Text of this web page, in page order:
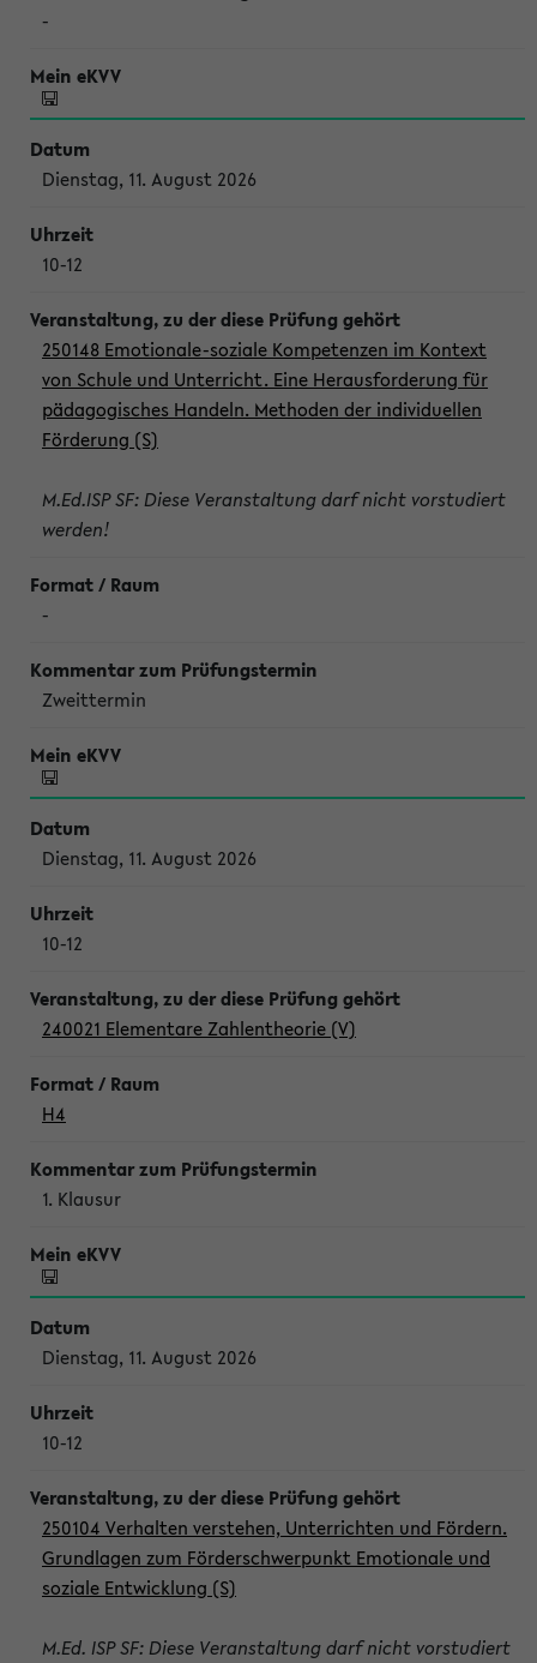
-
Dienstag, 11. August 2026
10-12
250148 Emotionale-soziale Kompetenzen im Kontext
von Schule und Unterricht. Eine Herausforderung für
pädagogisches Handeln. Methoden der individuellen
Förderung (S)
M.Ed.ISP SF: Diese Veranstaltung darf nicht vorstudiert
werden!
-
Zweittermin
Dienstag, 11. August 2026
10-12
240021 Elementare Zahlentheorie (V)
H4
1. Klausur
Dienstag, 11. August 2026
10-12
250104 Verhalten verstehen, Unterrichten und Fördern.
Grundlagen zum Förderschwerpunkt Emotionale und
soziale Entwicklung (S)
M.Ed. ISP SF: Diese Veranstaltung darf nicht vorstudiert